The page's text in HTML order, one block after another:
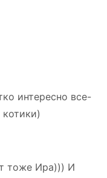
интересно все-
тоже Ира))) И